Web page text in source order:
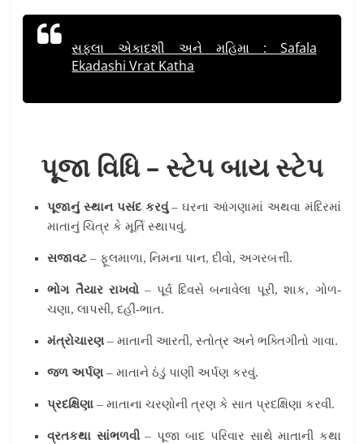
સફલા એકાદશી અને મહિમા : Safala
Ekadashi Vrat Katha
પૂજા વિધિ – સ્ટેપ બાય સ્ટેપ
પૂજાનું સ્થાન પસંદ કરવું– ઘરના આંગણામાં અથવા મંદિરમાં
માતાનું ચિત્ર કે મૂર્તિ સ્થાપવું.
સજાવટ – ફૂલમાળા, નિમના પાન, દીવો, અગરબત્તી.
ભોગ તૈયાર રાખવો– પૂર્વ દિવસે બનાવેલા પૂરી, શાક, ગોળ-
ચણા, લાપસી, દહીં-ભાત.
મંત્રોચારણ – માતાની આરતી, સ્તોત્ર અને ભક્તિગીતો ગાવા.
જળ અર્પણ – માતાને ઠંડું પાણી અર્પણ કરવું.
પ્રદક્ષિણા – માતાના ચરણોની ત્રણ કે સાત પ્રદક્ષિણા કરવી.
વ્રતકથા સાંભળવી– પૂજા બાદ પરિવાર સાથે માતાની કથા